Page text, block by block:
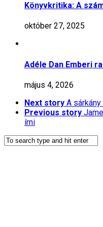
Könyvkritika: A
október 27, 2025
Adéle Dan Emberi
május 4, 2026
Next story A sárkány
Previous story
írni